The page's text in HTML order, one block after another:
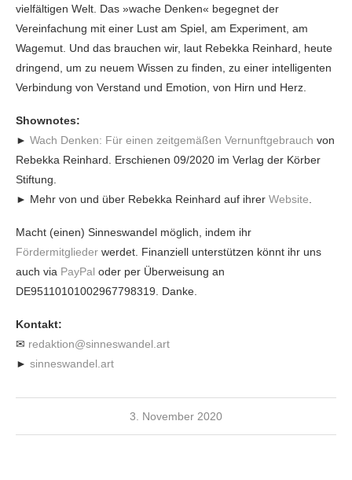
vielfältigen Welt. Das »wache Denken« begegnet der
Vereinfachung mit einer Lust am Spiel, am Experiment, am
Wagemut. Und das brauchen wir, laut Rebekka Reinhard, heute
dringend, um zu neuem Wissen zu finden, zu einer intelligenten
Verbindung von Verstand und Emotion, von Hirn und Herz.
Shownotes:
► Wach Denken: Für einen zeitgemäßen Vernunftgebrauch von
Rebekka Reinhard. Erschienen 09/2020 im Verlag der Körber
Stiftung.
► Mehr von und über Rebekka Reinhard auf ihrer Website
Macht (einen) Sinneswandel möglich, indem ihr
Fördermitglieder werdet. Finanziell unterstützen könnt ihr uns
auch via PayPal oder per Überweisung an
DE95110101002967798319. Danke.
Kontakt:
✉ redaktion@sinneswandel.art
► sinneswandel.art
3. November 2020